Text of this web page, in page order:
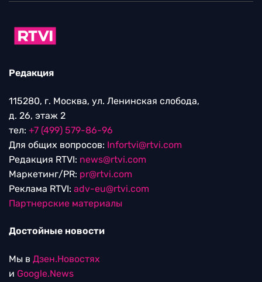
Редакция
115280, г. Москва, ул. Ленинская слобода,
д. 26, этаж 2
тел: +7 (499) 579-86-96
Для общих вопросов: Infortvi@rtvi.com
Редакция RTVI: news@rtvi.com
Маркетинг/PR: pr@rtvi.com
Реклама RTVI: adv-eu@rtvi.com
Партнерские материалы
Достойные новости
Мы в Дзен.Новостях
и Google.News